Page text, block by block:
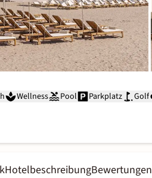
Wellness Pool Parkplatz Golf
HotelbeschreibungBewertungen